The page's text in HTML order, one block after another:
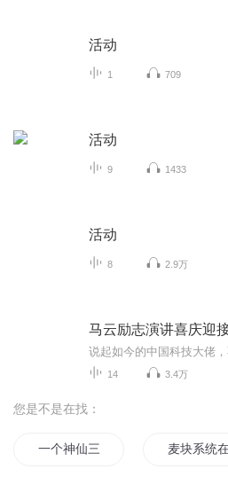
活动
1 709
活动
9 1433
活动
8 2.9万
马云励志演讲喜庆迎
14 3.4万
您是不是在找：
一个神仙三百块 麦块系统在